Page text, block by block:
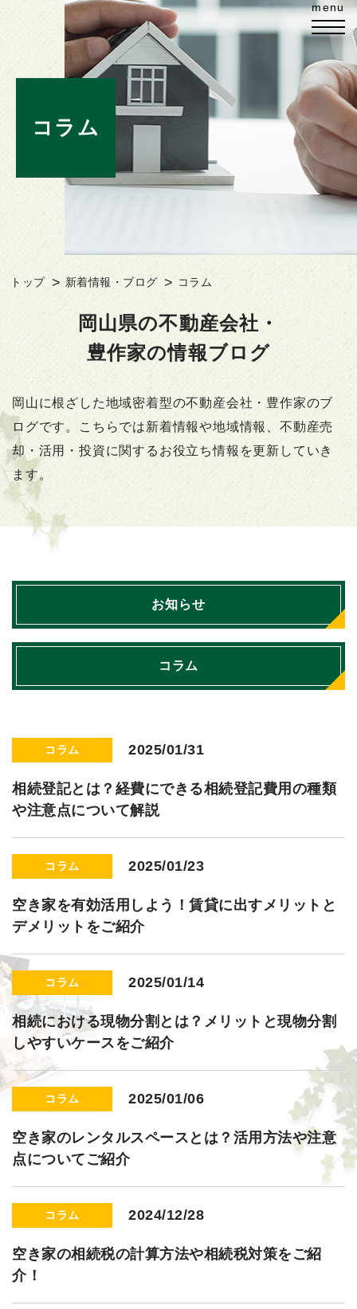
コラム
トップ 新着情報・ブログ コラム
岡山県の不動産会社・
豊作家の情報ブログ
岡山に根ざした地域密着型の不動産会社・豊作家のブ
ログです。こちらでは新着情報や地域情報、不動産売
却・活用・投資に関するお役立ち情報を更新していき
ます。
お知らせ
コラム
コラム 2025/01/31
相続登記とは？経費にできる相続登記費用の種類
や注意点について解説
コラム 2025/01/23
空き家を有効活用しよう！賃貸に出すメリットと
デメリットをご紹介
コラム 2025/01/14
相続における現物分割とは？メリットと現物分割
しやすいケースをご紹介
コラム 2025/01/06
空き家のレンタルスペースとは？活用方法や注意
点についてご紹介
コラム 2024/12/28
空き家の相続税の計算方法や相続税対策をご紹
介！